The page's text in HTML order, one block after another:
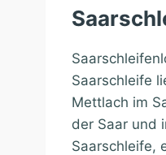
Saarschleife
Mettlach im
der Saar und
Saarschleife,